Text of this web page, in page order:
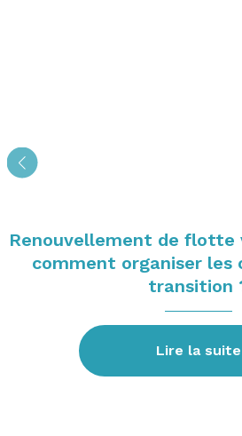
Renouvellement de flotte
comment organiser les
transition
Lire la suite